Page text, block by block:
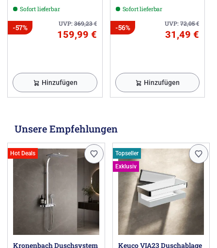
Sofort lieferbar
UVP:369,23€
-57%
159,99 €
Hinzufügen
Sofort lieferbar
UVP:72,05€
-56%
31,49 €
Hinzufügen
Unsere Empfehlungen
Hot Deals
Kronenbach Duschsystem
Topseller
Exklusiv
Keuco VIA23 Duschablage